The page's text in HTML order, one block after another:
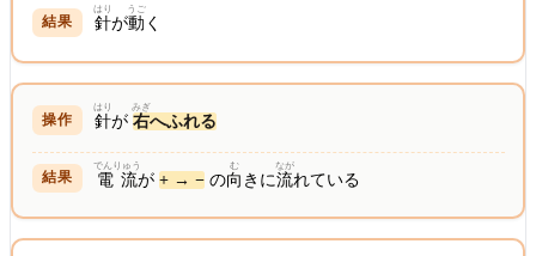
針
はり
が動
うご
く
針
はり
が右
みぎ
へふれる
電流
でんりゅう
が+ → − の向
む
きに流
なが
れている